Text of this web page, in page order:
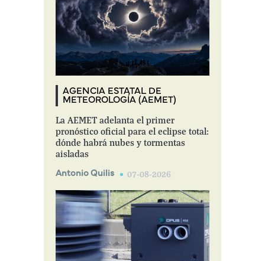
AGENCIA ESTATAL DE
METEOROLOGÍA (AEMET)
La AEMET adelanta el primer
pronóstico oficial para el eclipse total:
dónde habrá nubes y tormentas
aisladas
Antonio Quilis 07-08-2026